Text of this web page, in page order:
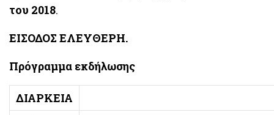
του 2018.
ΕΙΣΟΔΟΣ ΕΛΕΥΘΕΡΗ.
Πρόγραμμα εκδήλωσης
ΔΙΑΡΚΕΙΑ